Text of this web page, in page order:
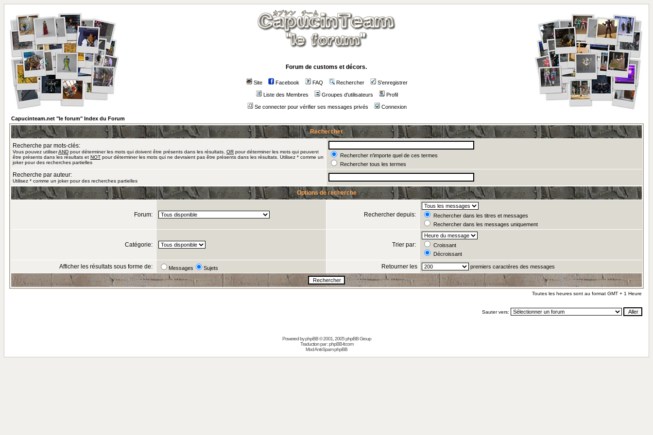
Forum de customs et décors.
Site Facebook FAQ Rechercher S'enregistrer
Liste des Membres Groupes d'utilisateurs Profil
Se connecter pour vérifier ses messages privés
Connexion
Capucinteam.net "le forum" Index du Forum
Rechercher
Recherche par mots-clés:
Vous pouvez utiliserAND pour déterminer les mots qui doivent être présents dans les résultats, OR pour déterminer les mots qui peuvent
être présents dans les résultats et NOT pour déterminer les mots qui ne devraient pas être présents dans les résultats. Utilisez * comme un
joker pour des recherches partielles
Rechercher n'importe quel de ces termes
Rechercher tous les termes
Recherche par auteur:
Utilisez * comme un joker pour des recherches partielles
Options de recherche
Forum: Rechercher depuis:
Rechercher dans les titres et messages
Rechercher dans les messages uniquement
Catégorie: Trier par:
Croissant
Décroissant
Afficher les résultats sous forme de: Messages Sujets Retourner les premiers caractères des messages
Toutes les heures sont au format GMT + 1 Heure
Sauter vers:
Powered byphpBB© 2001, 2005 phpBB Group
Traduction par :phpBB-fr.com
Mod Anti-Spam phpBB